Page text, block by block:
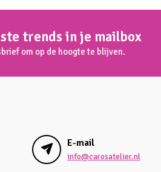
trends in je mailbox
om op de hoogte te blijven.
E-mail
info@carosatelier.nl